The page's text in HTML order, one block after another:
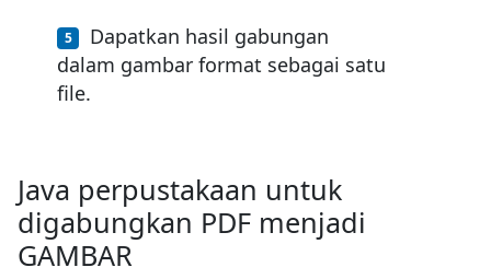
Dapatkan hasil gabungan
dalam gambar format sebagai satu
file.
Java perpustakaan untuk
digabungkan PDF menjadi
GAMBAR